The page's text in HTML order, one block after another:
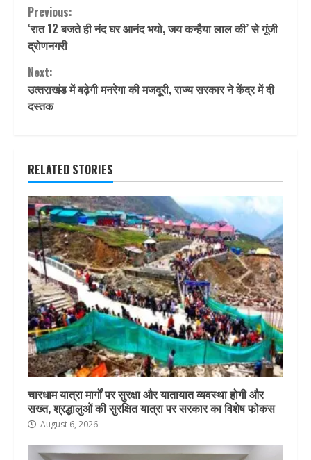
Continue
Reading
Previous:
‘रात 12 बजते ही नंद घर आनंद भयो, जय कन्हैया लाल की’ से गूंजी
द्रोणनगरी
Next:
उत्‍तराखंड में बढ़ेगी मनरेगा की मजदूरी, राज्‍य सरकार ने केंद्र में दी
दस्तक
RELATED STORIES
चारधाम यात्रा मार्गों पर सुरक्षा और यातायात व्यवस्था होगी और
सख्त, श्रद्धालुओं की सुरक्षित यात्रा पर सरकार का विशेष फोकस
August 6, 2026